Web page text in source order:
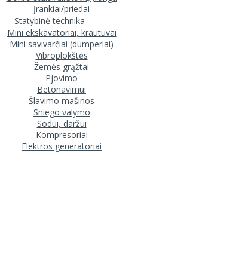
Įrankiai/priedai
Statybinė technika
Mini ekskavatoriai, krautuvai
Mini savivarčiai (dumperiai)
Vibroplokštės
Žemės grąžtai
Pjovimo
Betonavimui
Šlavimo mašinos
Sniego valymo
Sodui, daržui
Kompresoriai
Elektros generatoriai